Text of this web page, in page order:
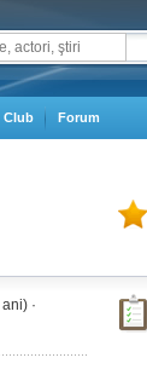
Club Forum
·